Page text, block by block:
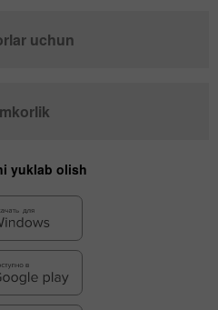
uchun
yuklab olish